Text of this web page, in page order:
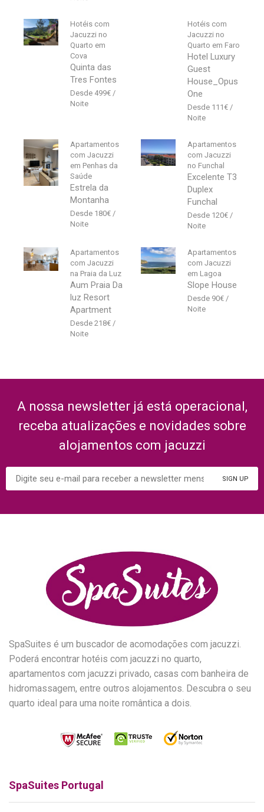
Hotéis com
Jacuzzi no
Quarto em
Cova
Quinta das
Tres Fontes
499€
Hotéis com
Jacuzzi no
Quarto em Faro
Hotel Luxury
Guest
House_Opus
One
111€
Apartamentos
com Jacuzzi
em Penhas da
Saúde
Estrela da
Montanha
180€
Apartamentos
com Jacuzzi
no Funchal
Excelente T3
Duplex
Funchal
120€
Apartamentos
com Jacuzzi
na Praia da Luz
Aum Praia Da
luz Resort
Apartment
218€
Apartamentos
com Jacuzzi
em Lagoa
Slope House
90€
A nossa newsletter já está operacional,
receba atualizações e novidades sobre
alojamentos com jacuzzi
SpaSuites é um buscador de acomodações com jacuzzi.
Poderá encontrar hotéis com jacuzzi no quarto,
apartamentos com jacuzzi privado, casas com banheira de
hidromassagem, entre outros alojamentos. Descubra o seu
quarto ideal para uma noite romântica a dois.
SpaSuites Portugal